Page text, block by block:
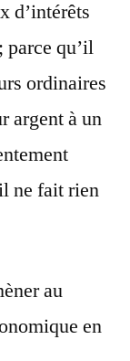
d’intérêts
parce qu’il
ordinaires
argent à un
ne fait rien
au
en